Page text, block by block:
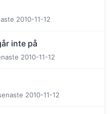
2010-11-12
inte på
2010-11-12
2010-11-12